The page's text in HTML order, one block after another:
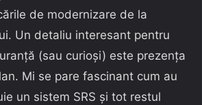
de modernizare de la
Un detaliu interesant pentru
(sau curioși) este prezența
Mi se pare fascinant cum au
un sistem SRS și tot restul